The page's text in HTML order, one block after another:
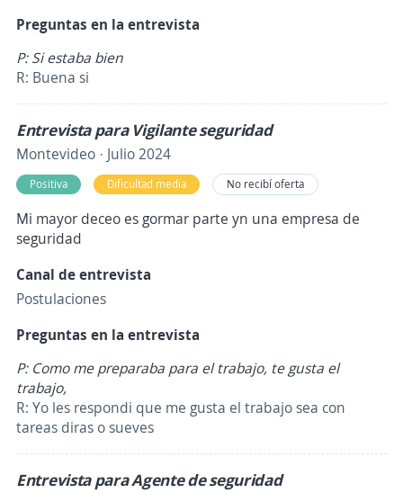
Preguntas en la entrevista
P: Si estaba bien
R: Buena si
Entrevista para Vigilante seguridad
Montevideo · Julio 2024
Positiva Dificultad media No recibí oferta
Mi mayor deceo es gormar parte yn una empresa de
seguridad
Canal de entrevista
Postulaciones
Preguntas en la entrevista
P: Como me preparaba para el trabajo, te gusta el
trabajo,
R: Yo les respondi que me gusta el trabajo sea con
tareas diras o sueves
Entrevista para Agente de seguridad